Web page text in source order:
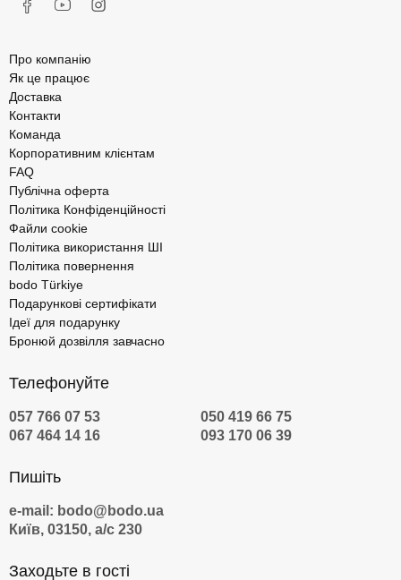
Про компанію
Як це працює
Доставка
Контакти
Команда
Корпоративним клієнтам
FAQ
Публічна оферта
Політика Конфіденційності
Файли cookie
Політика використання ШІ
Політика повернення
bodo Türkiye
Подарункові сертифікати
Ідеї для подарунку
Бронюй дозвілля завчасно
Телефонуйте
057 766 07 53
050 419 66 75
067 464 14 16
093 170 06 39
Пишіть
e-mail: bodo@bodo.ua
Київ, 03150, а/с 230
Заходьте в гості